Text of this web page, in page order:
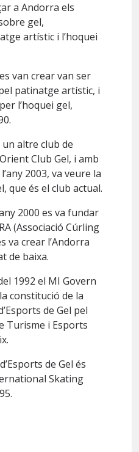
a Andorra els
gel,
artístic i l’hoquei
van crear van ser
patinatge artístic, i
l’hoquei gel,
un altre club de
Club Gel, i amb
2003, va veure la
que és el club actual.
2000 es va fundar
(Associació Cúrling
va crear l’Andorra
de baixa.
1992 el MI Govern
constitució de la
de Gel pel
Turisme i Esports
de Gel és
Skating